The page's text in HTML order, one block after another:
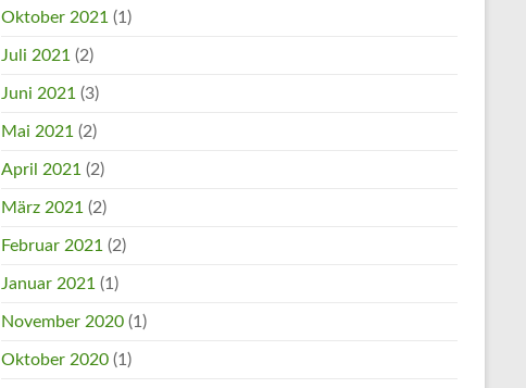
Oktober 2021 (1)
Juli 2021 (2)
Juni 2021 (3)
Mai 2021 (2)
April 2021 (2)
März 2021 (2)
Februar 2021 (2)
Januar 2021 (1)
November 2020 (1)
Oktober 2020 (1)